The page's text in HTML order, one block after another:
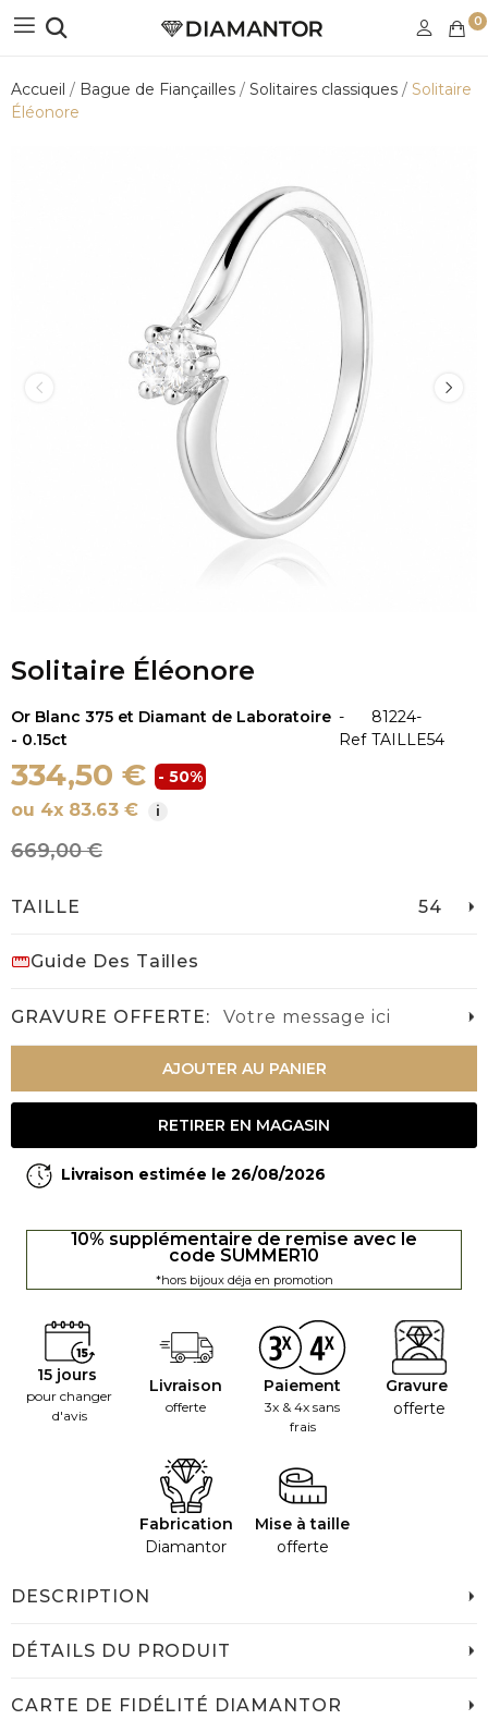
0
Accueil Bague de Fiançailles Solitaires classiques
Solitaire
Éléonore
Solitaire Éléonore
Or Blanc 375 et Diamant de Laboratoire
- 0.15ct
-
Ref
81224-
TAILLE54
334,50 € - 50%
ou 4x 83.63 € i
669,00 €
TAILLE 54
Guide Des Tailles
GRAVURE OFFERTE: Votre message ici
AJOUTER AU PANIER
RETIRER EN MAGASIN
Livraison estimée le 26/08/2026
10% supplémentaire de remise avec le
code SUMMER10
*hors bijoux déja en promotion
15 jours
pour changer
d'avis
Livraison
offerte
Paiement
3x & 4x sans
frais
Gravure
offerte
Fabrication
Diamantor
Mise à taille
offerte
DESCRIPTION
DÉTAILS DU PRODUIT
CARTE DE FIDÉLITÉ DIAMANTOR